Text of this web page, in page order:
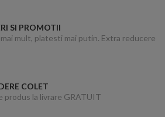
SI PROMOTII
mult, platesti mai putin. Extra reducere
COLET
produs la livrare GRATUIT